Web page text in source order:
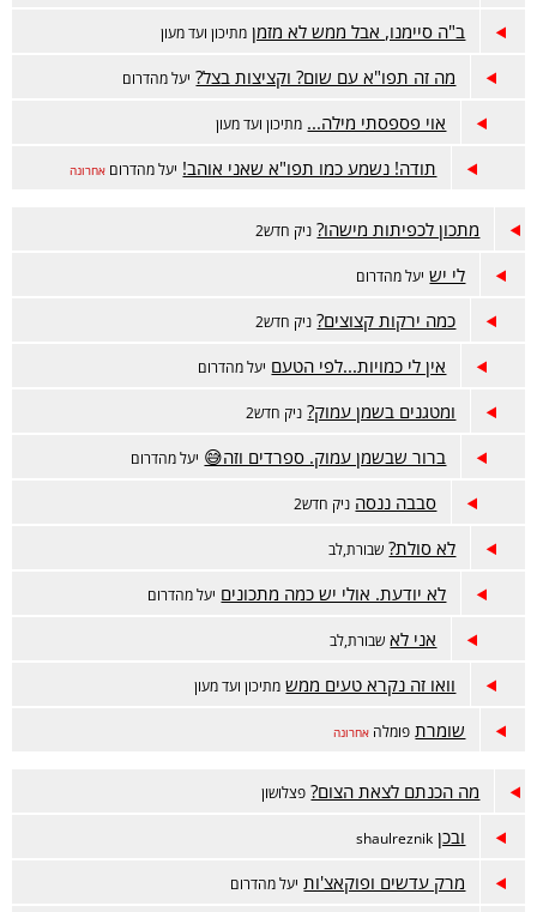
ב"ה סיימנו, אבל ממש לא מזמן מתיכון ועד מעון
מה זה תפו"א עם שום? וקציצות בצל? יעל מהדרום
אוי פספסתי מילה... מתיכון ועד מעון
תודה! נשמע כמו תפו"א שאני אוהב! יעל מהדרום אחרונה
מתכון לכפיתות מישהו? ניק חדש2
לי יש יעל מהדרום
כמה ירקות קצוצים? ניק חדש2
אין לי כמויות...לפי הטעם יעל מהדרום
ומטגנים בשמן עמוק? ניק חדש2
ברור שבשמן עמוק. ספרדים וזה😅 יעל מהדרום
סבבה ננסה ניק חדש2
לא סולת? שבורת,לב
לא יודעת. אולי יש כמה מתכונים יעל מהדרום
אני לא שבורת,לב
וואו זה נקרא טעים ממש מתיכון ועד מעון
שומרת פומלה אחרונה
מה הכנתם לצאת הצום? פצלושון
ובכן shaulreznik
מרק עדשים ופוקאצ'ות יעל מהדרום